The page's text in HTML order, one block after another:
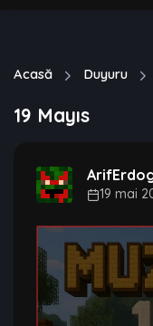
Acasă Duyuru
19 Mayıs
19 mai